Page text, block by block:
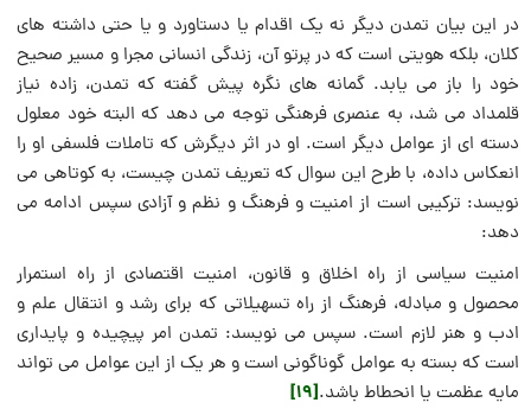
در این بیان تمدن دیگر نه یک اقدام یا دستاورد و یا حتی داشته های
کلان، بلکه هویتی است که در پرتو آن، زندگی انسانی مجرا و مسیر صحیح
خود را باز می یابد. گمانه های نگره پیش گفته که تمدن، زاده نیاز
قلمداد می شد، به عنصری فرهنگی توجه می دهد که البته خود معلول
دسته ای از عوامل دیگر است. او در اثر دیگرش که تاملات فلسفی او را
انعکاس داده، با طرح این سوال که تعریف تمدن چیست، به کوتاهی می
نویسد: ترکیبی است از امنیت و فرهنگ و نظم و آزادی سپس ادامه می
دهد:
امنیت سیاسی از راه اخلاق و قانون، امنیت اقتصادی از راه استمرار
محصول و مبادله، فرهنگ از راه تسهیلاتی که برای رشد و انتقال علم و
ادب و هنر لازم است. سپس می نویسد: تمدن امر پیچیده و پایداری
است که بسته به عوامل گوناگونی است و هر یک از این عوامل می تواند
مایه عظمت یا انحطاط باشد.[19]